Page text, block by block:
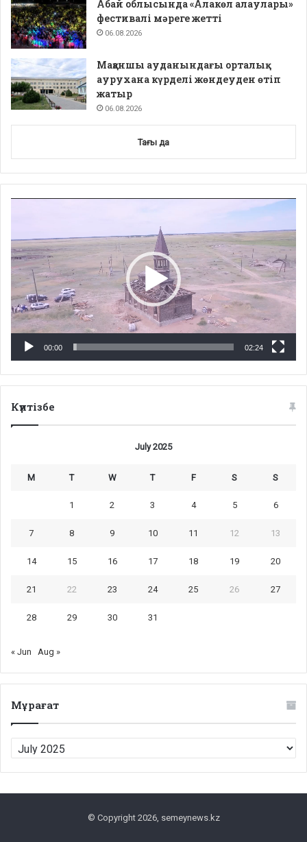
Абай облысында «Алакөл алаулары»
фестивалі мәреге жетті
06.08.2026
Мақаншы ауданындағы орталық
аурухана күрделі жөндеуден өтіп
жатыр
06.08.2026
Тағы да
00:00 02:24
Күнтізбе
July 2025
M T W T F S S
1 2 3 4 5 6
7 8 9 10 11 12 13
14 15 16 17 18 19 20
21 22 23 24 25 26 27
28 29 30 31
« Jun Aug »
Мұрағат
Мұрағат
© Copyright 2026, semeynews.kz